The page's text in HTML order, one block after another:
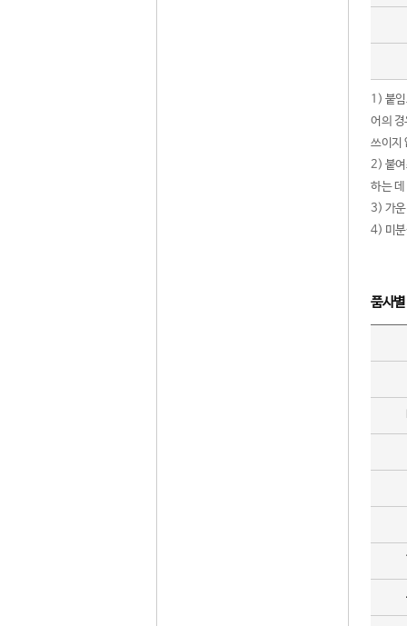
1) 붙
어의
쓰이지
2) 붙여
하는
3) 가운
4) 미분
품사